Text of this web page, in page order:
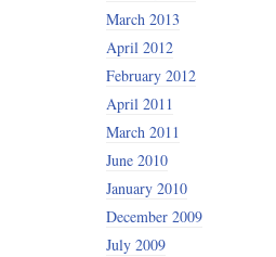
March 2013
April 2012
February 2012
April 2011
March 2011
June 2010
January 2010
December 2009
July 2009